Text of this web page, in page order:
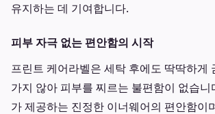
유지하는 데 기여합니다.
피부 자극 없는 편안함의 시작
프린트 케어라벨은 세탁 후에도 딱딱하게
가지 않아 피부를 찌르는 불편함이 없습니
가 제공하는 진정한 이너웨어의 편안함이